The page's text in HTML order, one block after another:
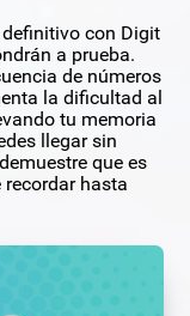
con Digit
a prueba.
de números
la dificultad al
tu memoria
llegar sin
que es
recordar hasta